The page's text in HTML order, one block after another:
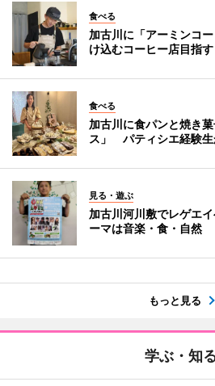
食べる
加古川に「アーミンコ
け込むコーヒー店目指す
食べる
加古川に食パンと焼き
ス」 パティシエ経験生
見る・遊ぶ
加古川河川敷でレゲエ
ーマは音楽・食・自然
もっと見る
学ぶ・知